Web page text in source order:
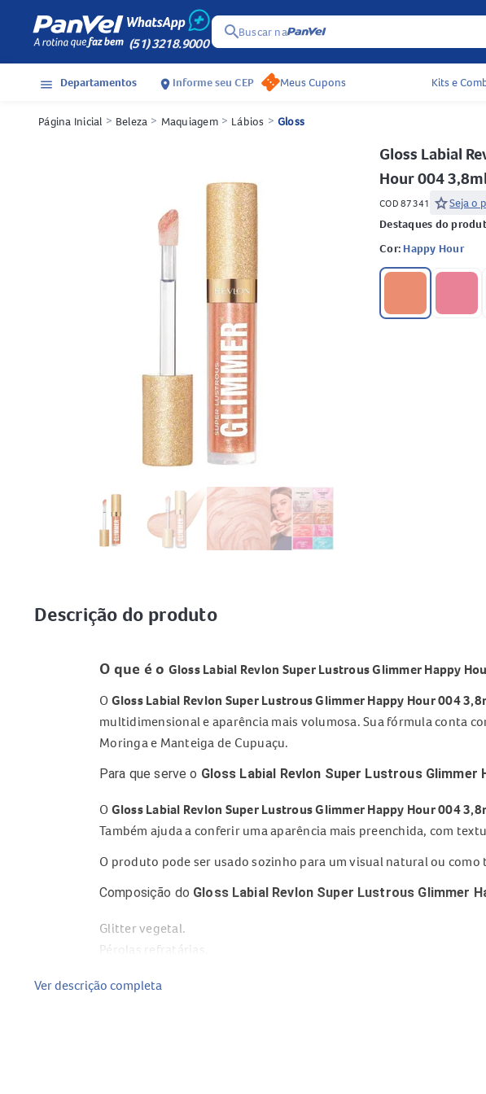
(51) 3218.9000
searchBuscar na
menu Departamentos location_on Informe seu CEP Meus Cupons Kits e
Página Inicial > Beleza > Maquiagem > Lábios > Gloss
Gloss Labial
Hour 004 3,8ml
COD 87341 starSeja o
Destaques do
Cor: Happy Hour
Descrição do produto
O que é o Gloss Labial Revlon Super Lustrous Glimmer Happy
O Gloss Labial Revlon Super Lustrous Glimmer Happy Hour 004
multidimensional e aparência mais volumosa. Sua fórmula conta
Moringa e Manteiga de Cupuaçu.
Para que serve o Gloss Labial Revlon Super Lustrous Glimmer
O Gloss Labial Revlon Super Lustrous Glimmer Happy Hour 004
Também ajuda a conferir uma aparência mais preenchida, com
O produto pode ser usado sozinho para um visual natural ou
Composição do Gloss Labial Revlon Super Lustrous Glimmer
Glitter vegetal.
Pérolas refratárias.
Óleo de Moringa.
Ver descrição completa